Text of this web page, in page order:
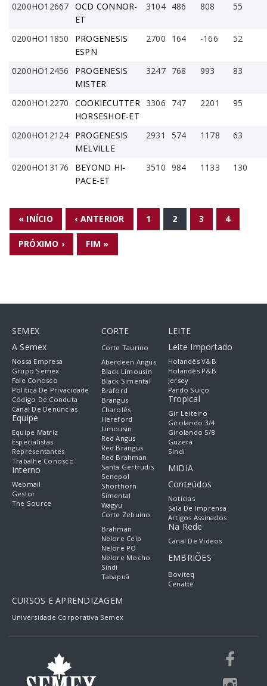
0200HO12667 OCD CONNOR-
ET
3104 486 808 55
0200HO11850
PROGENESIS
ESPN
2700 164 -166 52
0200HO12456
PROGENESIS
MISTER
3247 768 993 83
0200HO12270
COOKIECUTTER
HORSESHOE-ET
3306 747 2201 95
0200HO12124
PROGENESIS
MELVILLE
2931 574 1178 63
0200HO13176
BEYOND HI-
PACE-ET
3510 984 1133 130
« INÍCIO ‹ ANTERIOR 1 2 3 4
PRÓXIMO › FIM »
SEMEX
A Semex
Nossa Empresa
Grupo Semex
Fale Conosco
Política De Privacidade
Código De Conduta
Canal De Denúncias
Equipe
Equipe Matriz
Especialistas
Representantes
Trabalhe Conosco
Interno
Webmail
Gestor
The Source
CORTE
Corte Taurino
Aberdeen Angus
Black Limousin
Black Simental
Braford
Brangus
Charolês
Hereford
Limousin
Red Angus
Red Brangus
Red Brahman
Santa Gertrudis
Senepol
Shorthorn
Simental
Wagyu
Corte Zebuíno
Brahman
Nelore Ceip
Nelore PO
Nelore Mocho
Sindi
Tabapuã
LEITE
Leite Importado
Holandês V&B
Holandês P&B
Jersey
Pardo Suiço
Tropical
Gir Leiteiro
Girolando 3/4
Girolando 5/8
Guzerá
Sindi
MIDIA
Conteúdos
Notícias
Sala De Imprensa
Artigos Assinados
Na Rede
Canal De Vídeos
EMBRIÕES
Boviteq
Cenatte
CURSOS E APRENDIZAGEM
Universidade Corporativa Semex